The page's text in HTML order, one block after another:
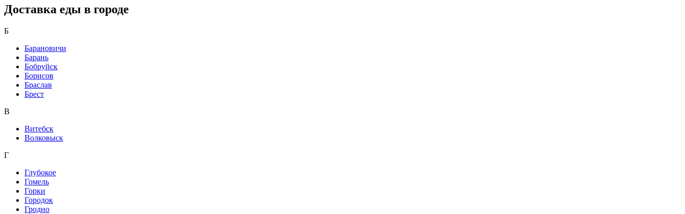
Доставка еды в городе
Б
Барановичи
Барань
Бобруйск
Борисов
Браслав
Брест
В
Витебск
Волковыск
Г
Глубокое
Гомель
Горки
Городок
Гродно